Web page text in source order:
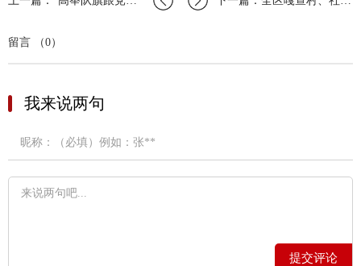
留言 （0）
我来说两句
提交评论